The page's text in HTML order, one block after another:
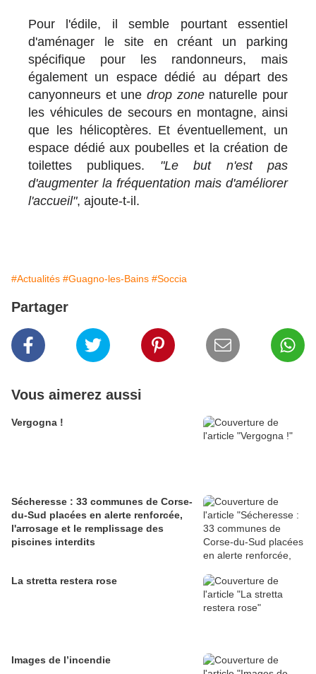
Pour l'édile, il semble pourtant essentiel
d'aménager le site en créant un parking
spécifique pour les randonneurs, mais
également un espace dédié au départ des
canyonneurs et une drop zonenaturelle pour
les véhicules de secours en montagne, ainsi
que les hélicoptères. Et éventuellement, un
espace dédié aux poubelles et la création de
toilettes publiques. "Le but n'est pas
d'augmenter la fréquentation mais d'améliorer
l'accueil", ajoute-t-il.
#Actualités #Guagno-les-Bains #Soccia
Partager
Vous aimerez aussi
Vergogna !
Sécheresse : 33 communes de Corse-
du-Sud placées en alerte renforcée,
l'arrosage et le remplissage des
piscines interdits
La stretta restera rose
Images de l’incendie